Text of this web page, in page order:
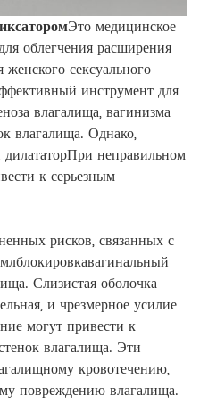
Это медицинское
облегчения расширения
сексуального
инструмент для
влагалища, вагинизма
влагалища. Однако,
При неправильном
к серьезным
рисков, связанных с
лблокировкавагинальный
Слизистая оболочка
и чрезмерное усилие
могут привести к
влагалища. Эти
кровотечению,
повреждению влагалища.